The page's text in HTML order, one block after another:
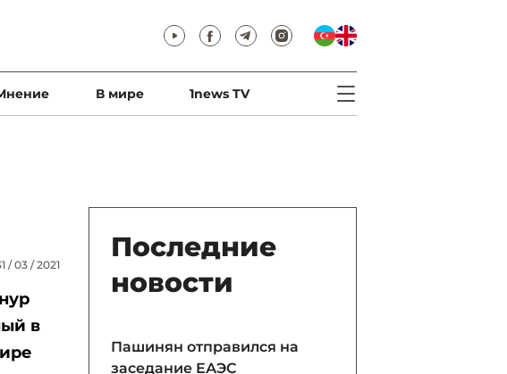
В мире 1news TV
/ 03 / 2021
в
Последние
новости
Пашинян отправился на
заседание ЕАЭС